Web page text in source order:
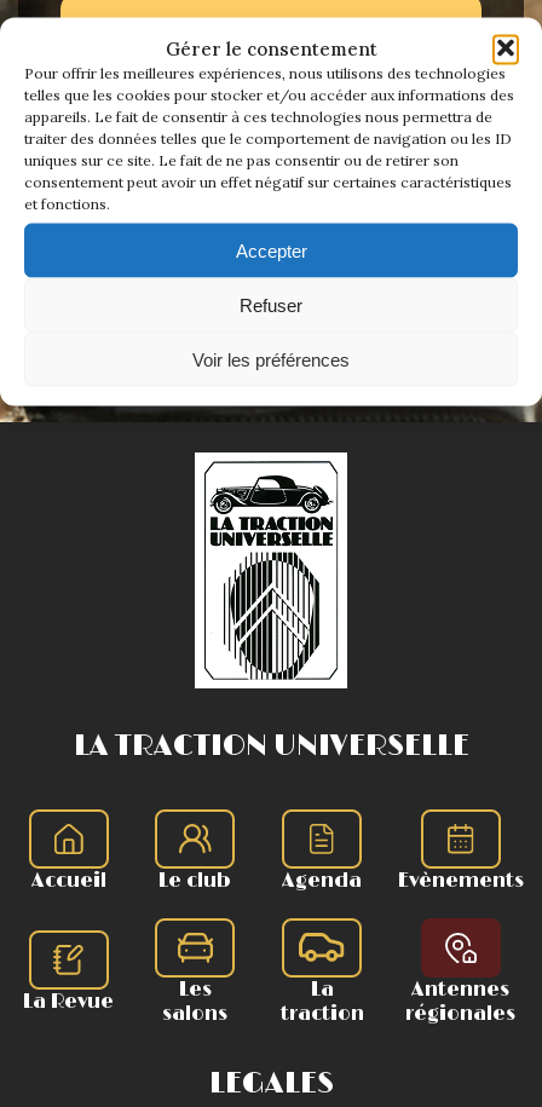
Gérer le consentement
Pour offrir les meilleures expériences, nous utilisons des technologies
telles que les cookies pour stocker et/ou accéder aux informations des
appareils. Le fait de consentir à ces technologies nous permettra de
traiter des données telles que le comportement de navigation ou les ID
uniques sur ce site. Le fait de ne pas consentir ou de retirer son
consentement peut avoir un effet négatif sur certaines caractéristiques
et fonctions.
Accepter
Refuser
Voir les préférences
Evolution 7 et 11 -
1934/1941
Evolution 11 –
1945/1952
Evolution 11 –
La 15/6 G –
1938/1947
La 15/6 D –
1954/1956
ADHÉREZ DÈS MAINTENANT
Rejoindre La Traction Universelle, c'est bien plus
qu'adhérer à un club.
C'est rejoindre une famille de passionnés qui
entretient l'âme d'une voiture mythique.
Ensemble, nous faisons vivre une histoire
authentique — celle d'un savoir-faire, d'un style,
et d'un esprit de liberté qui ne s'invente pas.
Adhérer en ligne
LA TRACTION UNIVERSELLE
Accueil Le club Agenda Evènements
La Revue
Les
salons
La
traction
Antennes
régionales
LEGALES